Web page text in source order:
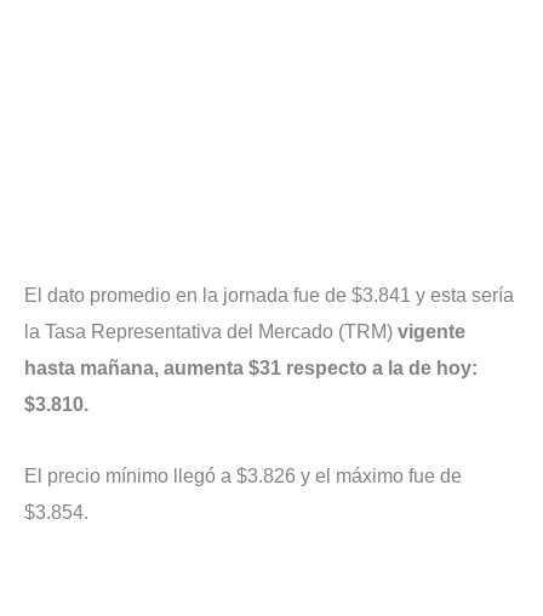
El dato promedio en la jornada fue de $3.841 y esta sería
la Tasa Representativa del Mercado (TRM) vigente
hasta mañana, aumenta $31 respecto a la de hoy:
$3.810.
El precio mínimo llegó a $3.826 y el máximo fue de
$3.854.